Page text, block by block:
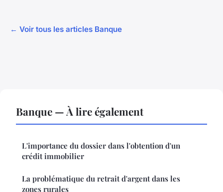
← Voir tous les articles Banque
Banque — À lire également
L'importance du dossier dans l'obtention d'un
crédit immobilier
La problématique du retrait d'argent dans les
zones rurales